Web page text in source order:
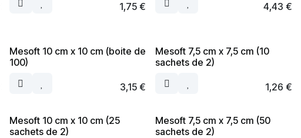
1,75 € 4,43 €
Mesoft 10 cm x 10 cm (boite de
100)
3,15 €
Mesoft 7,5 cm x 7,5 cm (10
sachets de 2)
1,26 €
Mesoft 10 cm x 10 cm (25
sachets de 2)
Mesoft 7,5 cm x 7,5 cm (50
sachets de 2)